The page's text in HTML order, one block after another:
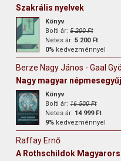
Szakrális nyelvek
Könyv
Bolti ár:5 200 Ft
Netes ár:5 200 Ft
0% kedvezménnyel
Berze Nagy János - Gaal
Nagy magyar
Könyv
Bolti ár:16 500 Ft
Netes ár: 14 999 Ft
9% kedvezménnyel
Raffay Ernő
A Rothschildok